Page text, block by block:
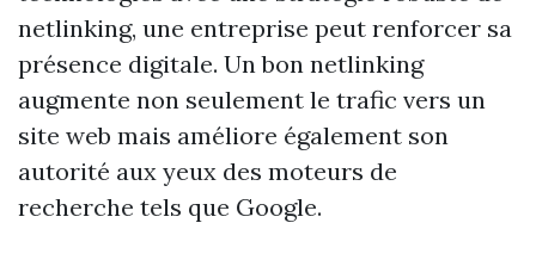
netlinking, une entreprise peut renforcer sa
présence digitale. Un bon netlinking
augmente non seulement le trafic vers un
site web mais améliore également son
autorité aux yeux des moteurs de
recherche tels que Google.